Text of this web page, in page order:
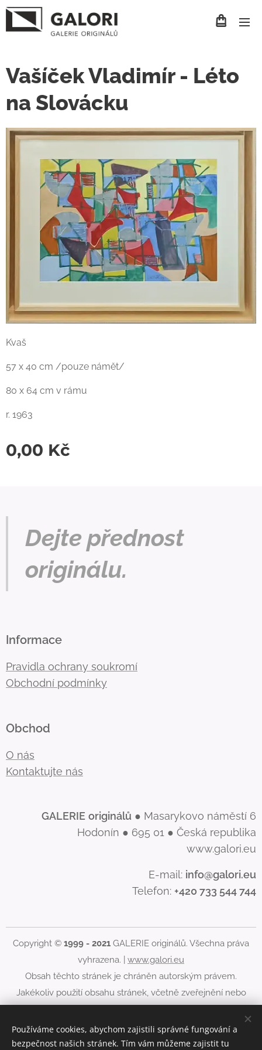
Vašíček Vladimír - Léto
na Slovácku
Kvaš
57 x 40 cm /pouze námět/
80 x 64 cm v rámu
r. 1963
0,00 Kč
Dejte přednost
originálu.
Informace
Pravidla ochrany soukromí
Obchodní podmínky
Obchod
O nás
Kontaktujte nás
GALERIE originálů ● Masarykovo náměstí 6
Hodonín ● 695 01 ● Česká republika
www.galori.eu
E-mail: info@galori.eu
Telefon: +420 733 544 744
Copyright © 1999 - 2021 GALERIE originálů. Všechna práva
vyhrazena. | www.galori.eu
Obsah těchto stránek je chráněn autorským právem.
Jakékoliv použití obsahu stránek, včetně zveřejnění nebo
GALERIE originálů zakázáno.
Cookies
Používáme cookies, abychom zajistili správné fungování a
bezpečnost našich stránek. Tím vám můžeme zajistit tu